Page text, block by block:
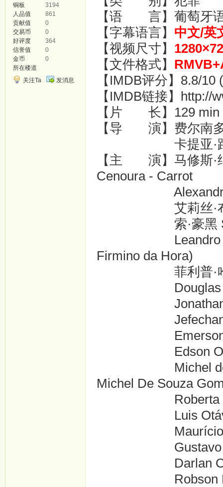
铜板
3194
人品值
861
贡献值
0
交易币
0
好评度
364
信誉值
0
金币
0
所在楼道
关注Ta
发消息
【语 言】葡萄牙
【字幕语言】 中文/英
【视频尺寸】
【文件格式】
【IMDB评分】8.8/
【IMDB链接】http://
【片 长】129 min
【导 演】费尔南多
卡提亚·路德
【主 演】马修斯·
Cenoura - Carrot
Alexandre
艾莉丝·布拉加
索·豪黑 Seu
Leandro
Firmino da Hora)
菲利普·哈根森
Douglas Silva
Jonathan
Jefechander
Emerson
Edson Oliveira
Michel de
Michel De Souza
Roberta
Luis Otávio
Maurício
Gustavo
Darlan Cunha
Robson